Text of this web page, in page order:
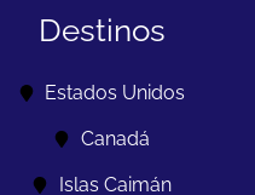
Destinos
Estados Unidos
Canadá
Islas Caimán